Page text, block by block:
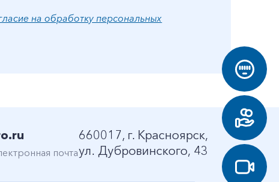
на обработку персональных
почта
660017, г. Красноярск,
ул. Дубровинского, 43